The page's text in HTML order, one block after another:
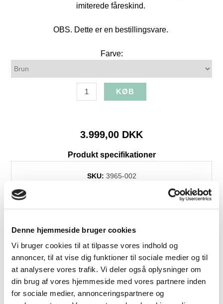
Denne hjemmeside bruger cookies
Vi bruger cookies til at tilpasse vores indhold og
annoncer, til at vise dig funktioner til sociale medier og til
at analysere vores trafik. Vi deler også oplysninger om
din brug af vores hjemmeside med vores partnere inden
for sociale medier, annonceringspartnere og
imiterede fåreskind.
OBS. Dette er en bestillingsvare.
Farve:
3.999,00 DKK
Produkt specifikationer
SKU: 3965-002